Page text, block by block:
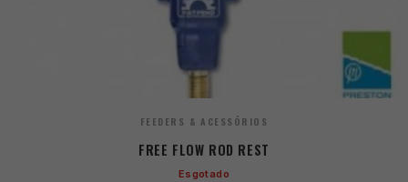
FEEDERS & ACESSÓRIOS
FREE FLOW ROD REST
Esgotado